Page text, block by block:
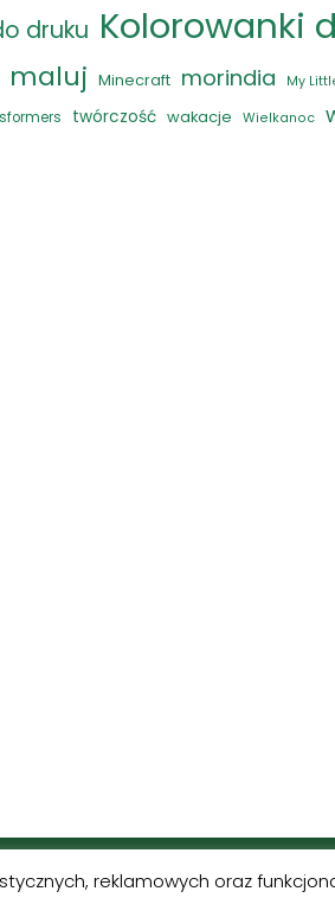
druku Kolorowanki
maluj Minecraft morindia My
twórczość wakacje Wielkanoc
MORINDIA
reklamowych oraz